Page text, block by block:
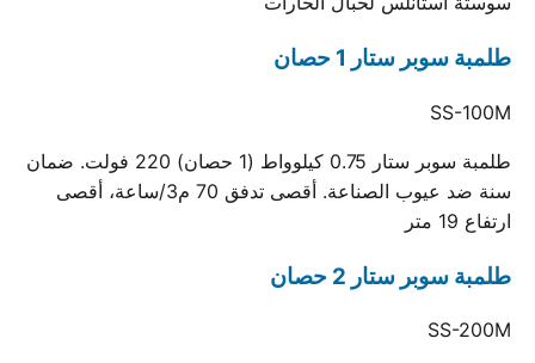
طلمبة سوبر ستار 1 حصان
SS-100M
طلمبة سوبر ستار 0.75 كيلوواط (1 حصان) 220 فولت. ضمان
سنة ضد عيوب الصناعة. أقصى تدفق 70 م3/ساعة، أقصى
ارتفاع 19 متر
طلمبة سوبر ستار 2 حصان
SS-200M